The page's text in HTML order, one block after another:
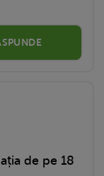
de pe 18